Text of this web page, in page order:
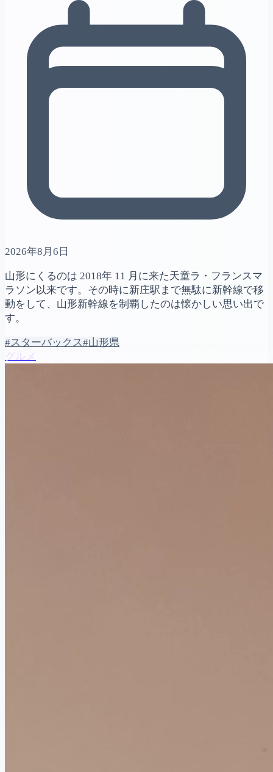
2026年8月6日
山形にくるのは 2018年 11 月に来た天童ラ・フランスマ
ラソン以来です。その時に新庄駅まで無駄に新幹線で移
動をして、山形新幹線を制覇したのは懐かしい思い出で
す。
#スターバックス#山形県
グルメ